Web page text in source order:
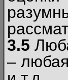
3.5
–